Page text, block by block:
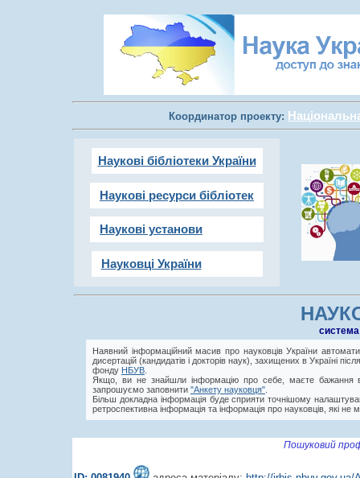
Координатор проекту:
Наукові бібліотеки України
Наукові ресурси бібліотек
Наукові установи
Науковці України
cистема
Наявний інформаційний масив про науковців України
дисертацій (кандидатів і докторів наук), захищених в Україні
фонду НБУВ
Якщо, ви не знайшли інформацію про себе, маєте бажання
запрошуємо заповнити "Анкету науковця"
Більш докладна інформація буде сприяти точнішому
ретроспективна інформація та інформація про науковців, які не
Пошуковий